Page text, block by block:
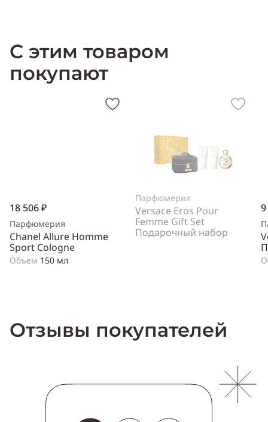
Тип аромата: цветочный, фруктовый
Cодержит ноты:цитрусы, бергамот, конфеты пралине, белый
перец, гардения, роза, сандаловое дерево, мускус
Год выпуска:2000
Аромат Унисекс (мужской и женский)
С этим товаром
покупают
18 506 ₽
Парфюмерия
Chanel Allure Homme
Sport Cologne
Объем 150 мл
Парфюмерия
Versace Eros Pour
Femme Gift Set
Подарочный набор
Отзывы покупателей